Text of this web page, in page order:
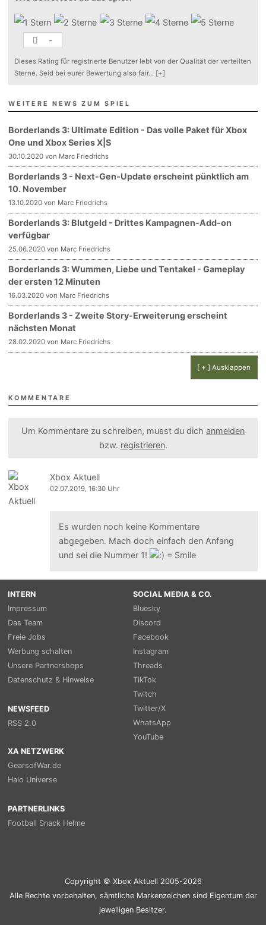
-
Dieses Rating für registrierte Benutzer lebt von der Qualität der verteilten
Sterne. Seid bei eurer Bewertung also fair... [+]
WEITERE NEWS ZUM SPIEL
Borderlands 3: Ultimate Edition - Das volle Paket für Xbox
One und Xbox Series X|S
30.10.2020 von Marc Friedrichs
Borderlands 3 - Next-Gen-Update erscheint pünktlich am
10. November
13.10.2020 von Marc Friedrichs
Borderlands 3: Blutgeld - Drittes Kampagnen-Add-on
verfügbar
25.06.2020 von Marc Friedrichs
Borderlands 3: Wummen, Liebe und Tentakel - Gameplay
der ersten 12 Minuten
16.03.2020 von Marc Friedrichs
Borderlands 3 - Zweite Story-Erweiterung erscheint
nächsten Monat
28.02.2020 von Marc Friedrichs
[ + ] Ausklappen
KOMMENTARE
Um Kommentare zu schreiben, musst du dich anmelden
bzw. registrieren.
Xbox Aktuell
02.07.2019, 16:30 Uhr
Es wurden noch keine Kommentare
abgegeben. Mach doch einfach den Anfang
und sei die Nummer 1!
INTERN
Impressum
Das Team
Freie Jobs
Werbung schalten
Unsere Partnershops
Datenschutz & Hinweise
NEWSFEED
RSS 2.0
SOCIAL MEDIA & CO.
Bluesky
Discord
Facebook
Instagram
Threads
TikTok
Twitch
Twitter/X
WhatsApp
YouTube
XA NETZWERK
GearsofWar.de
Halo Universe
PARTNERLINKS
Football Snack Helme
Copyright © Xbox Aktuell 2005-2026
Alle Rechte vorbehalten, sämtliche Markenzeichen sind Eigentum der
jeweiligen Besitzer.